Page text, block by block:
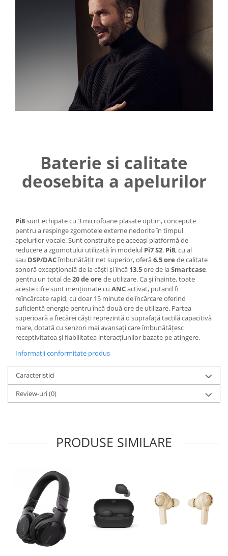
Baterie si calitate
deosebita a apelurilor
Pi8sunt echipate cu 3 microfoane plasate optim, concepute
pentru a respinge zgomotele externe nedorite în timpul
apelurilor vocale. Sunt construite pe aceeași platformă de
reducere a zgomotului utilizată în modelul Pi7 S2. Pi8, cu al
sau DSP/DACîmbunătățit net superior, oferă6.5 ore de calitate
sonoră excepțională de la căști și încă 13.5ore de laSmartcase,
pentru un total de20 de ore de utilizare. Ca și înainte, toate
aceste cifre sunt menționate cu ANCactivat, putand fi
reîncărcate rapid, cu doar 15 minute de încărcare oferind
suficientă energie pentru încă două ore de utilizare. Partea
superioară a fiecărei căști reprezintă o suprafață tactilă capacitivă
mare, dotată cu senzori mai avansați care îmbunătățesc
receptivitatea și fiabilitatea interacțiunilor bazate pe atingere.
Informatii conformitate produs
Caracteristici
Review-uri(0)
PRODUSE SIMILARE